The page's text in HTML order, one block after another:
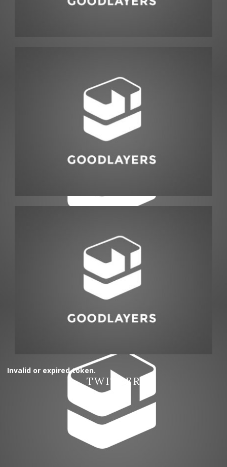
Invalid or expired token.
TWITTER